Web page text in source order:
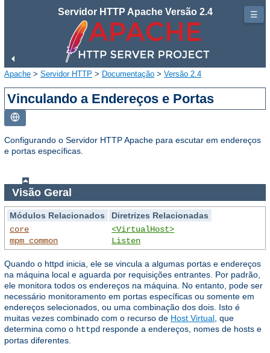
Servidor HTTP Apache Versão 2.4
Apache > Servidor HTTP > Documentação > Versão 2.4
Vinculando a Endereços e Portas
Configurando o Servidor HTTP Apache para escutar em endereços
e portas específicas.
Visão Geral
Módulos Relacionados
Diretrizes Relacionadas
core
mpm_common
<VirtualHost>
Listen
Quando o httpd inicia, ele se vincula a algumas portas e endereços
na máquina local e aguarda por requisições entrantes. Por padrão,
ele monitora todos os endereços na máquina. No entanto, pode ser
necessário monitoramento em portas específicas ou somente em
endereços selecionados, ou uma combinação dos dois. Isto é
muitas vezes combinado com o recurso de Host Virtual , que
determina como o httpd responde a endereços, nomes de hosts e
portas diferentes.
☰